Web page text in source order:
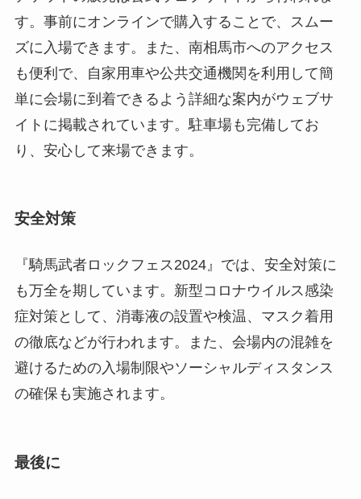
す。事前にオンラインで購入することで、スムー
ズに入場できます。また、南相馬市へのアクセス
も便利で、自家用車や公共交通機関を利用して簡
単に会場に到着できるよう詳細な案内がウェブサ
イトに掲載されています。駐車場も完備してお
り、安心して来場できます。
安全対策
『騎馬武者ロックフェス2024』では、安全対策に
も万全を期しています。新型コロナウイルス感染
症対策として、消毒液の設置や検温、マスク着用
の徹底などが行われます。また、会場内の混雑を
避けるための入場制限やソーシャルディスタンス
の確保も実施されます。
最後に